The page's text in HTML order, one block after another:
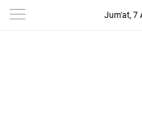
Jum'at, 7